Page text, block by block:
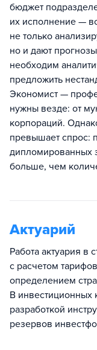
бюджет
их исполнение —
не только
но и дают
необходим
предложить
Экономист —
нужны везде: от
корпораций.
превышает спрос:
дипломированных
больше, чем
Актуарий
Работа актуария в
с расчетом
определением
В инвестиционных
разработкой
резервов